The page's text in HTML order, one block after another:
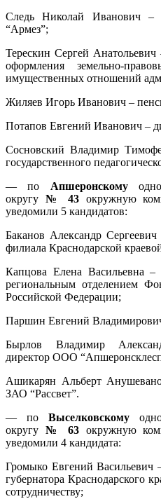
Следь Николай Иванович –
“Армез”;
Терескин Сергей
оформления земельно-
имущественных отношений
Жиляев Игорь Иванович –
Потапов Евгений Иванович –
Сосновский Владимир
государственного
— по Апшеронскому
округу № 43 окружную
уведомили 5 кандидатов:
Баканов Александр Сергеевич
филиала Краснодарской
Капцова Елена Васильевна –
региональным отделением
Российской Федерации;
Паршин Евгений
Бырлов Владимир
директор ООО
Ашикарян Альберт
ЗАО “Рассвет”.
— по Выселковскому
округу № 63окружную
уведомили 4 кандидата:
Громыко Евгений Васильевич
губернатора Краснодарского
сотрудничеству;